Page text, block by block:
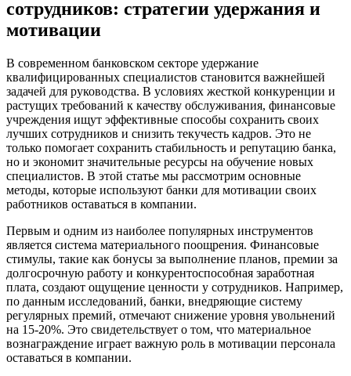
сотрудников: стратегии удержания и
мотивации
В современном банковском секторе удержание
квалифицированных специалистов становится важнейшей
задачей для руководства. В условиях жесткой конкуренции и
растущих требований к качеству обслуживания, финансовые
учреждения ищут эффективные способы сохранить своих
лучших сотрудников и снизить текучесть кадров. Это не
только помогает сохранить стабильность и репутацию банка,
но и экономит значительные ресурсы на обучение новых
специалистов. В этой статье мы рассмотрим основные
методы, которые используют банки для мотивации своих
работников оставаться в компании.
Первым и одним из наиболее популярных инструментов
является система материального поощрения. Финансовые
стимулы, такие как бонусы за выполнение планов, премии за
долгосрочную работу и конкурентоспособная заработная
плата, создают ощущение ценности у сотрудников. Например,
по данным исследований, банки, внедряющие систему
регулярных премий, отмечают снижение уровня увольнений
на 15-20%. Это свидетельствует о том, что материальное
вознаграждение играет важную роль в мотивации персонала
оставаться в компании.